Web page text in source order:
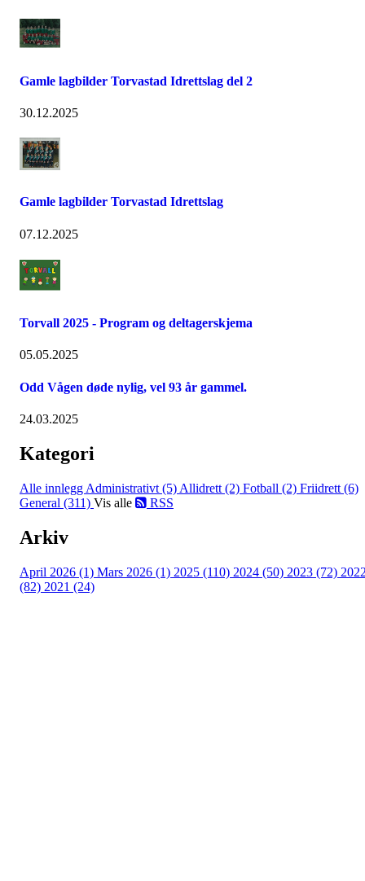
Gamle lagbilder Torvastad Idrettslag del 2
30.12.2025
Gamle lagbilder Torvastad Idrettslag
07.12.2025
Torvall 2025 - Program og deltagerskjema
05.05.2025
Odd Vågen døde nylig, vel 93 år gammel.
24.03.2025
Kategori
Alle innlegg Administrativt (5) Allidrett (2) Fotball (2) Friidrett (6)
General (311) Vis alle RSS
Arkiv
April 2026 (1) Mars 2026 (1) 2025 (110) 2024 (50) 2023 (72)
(82) 2021 (24)